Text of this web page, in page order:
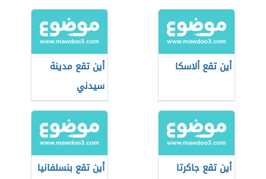
أين تقع ألاسكا
أين تقع مدينة
سيدني
أين تقع جاكرتا أين تقع بنسلفانيا